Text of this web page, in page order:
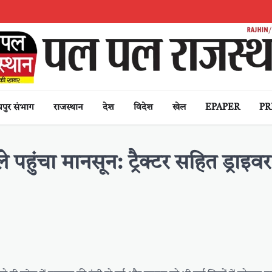
संभाग राजस्थान देश विदेश खेल EPAPER
मानसून: ट्रैक्टर सहित